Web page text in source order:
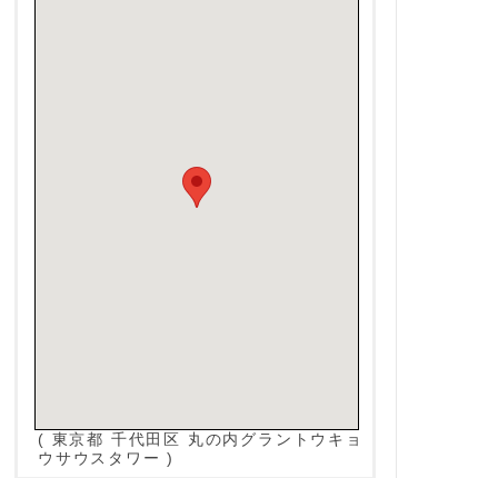
( 東京都 千代田区 丸の内グラントウキョ
ウサウスタワー )